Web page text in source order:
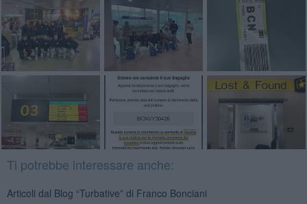
Ti potrebbe interessare anche:
Articoli dal Blog “Turbative” di Franco Bonciani